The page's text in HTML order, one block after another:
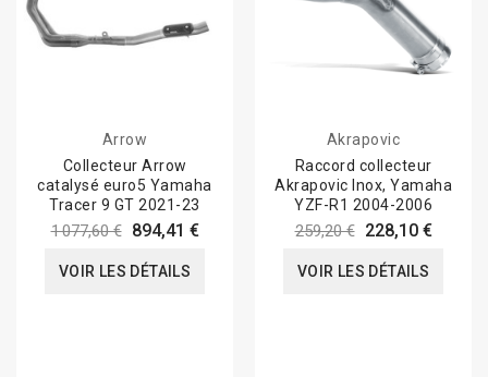
Arrow
Collecteur Arrow
catalysé euro5 Yamaha
Tracer 9 GT 2021-23
1 077,60 € 894,41 €
VOIR LES DÉTAILS
Akrapovic
Raccord collecteur
Akrapovic Inox, Yamaha
YZF-R1 2004-2006
259,20 € 228,10 €
VOIR LES DÉTAILS